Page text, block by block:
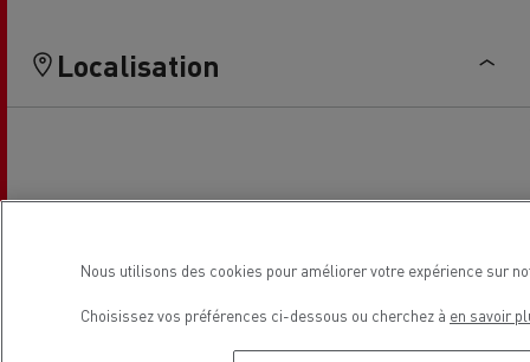
Localisation
Nous utilisons des cookies pour améliorer votre expérience sur
Choisissez vos préférences ci-dessous ou cherchez à en savoir